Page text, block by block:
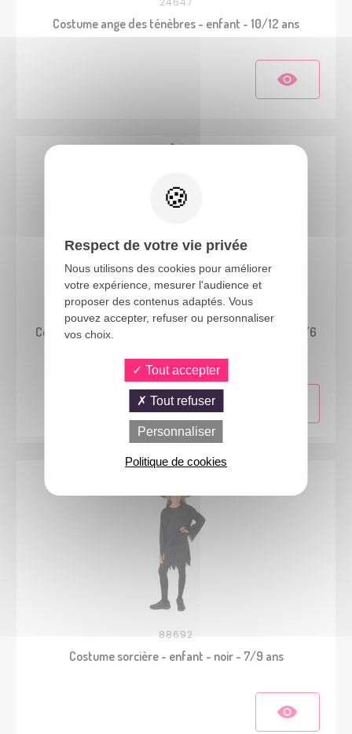
Costume ange des ténèbres - enfant - 10/12 ans
Costume sorcière maléfique - noir, violet - enfant - 5/6
88692
Costume sorcière - enfant - noir - 7/9 ans
Respect de votre vie privée
Nous utilisons des cookies pour améliorer
votre expérience, mesurer l'audience et
proposer des contenus adaptés. Vous
pouvez accepter, refuser ou personnaliser
vos choix.
Tout accepter
Tout refuser
Personnaliser
Politique de cookies